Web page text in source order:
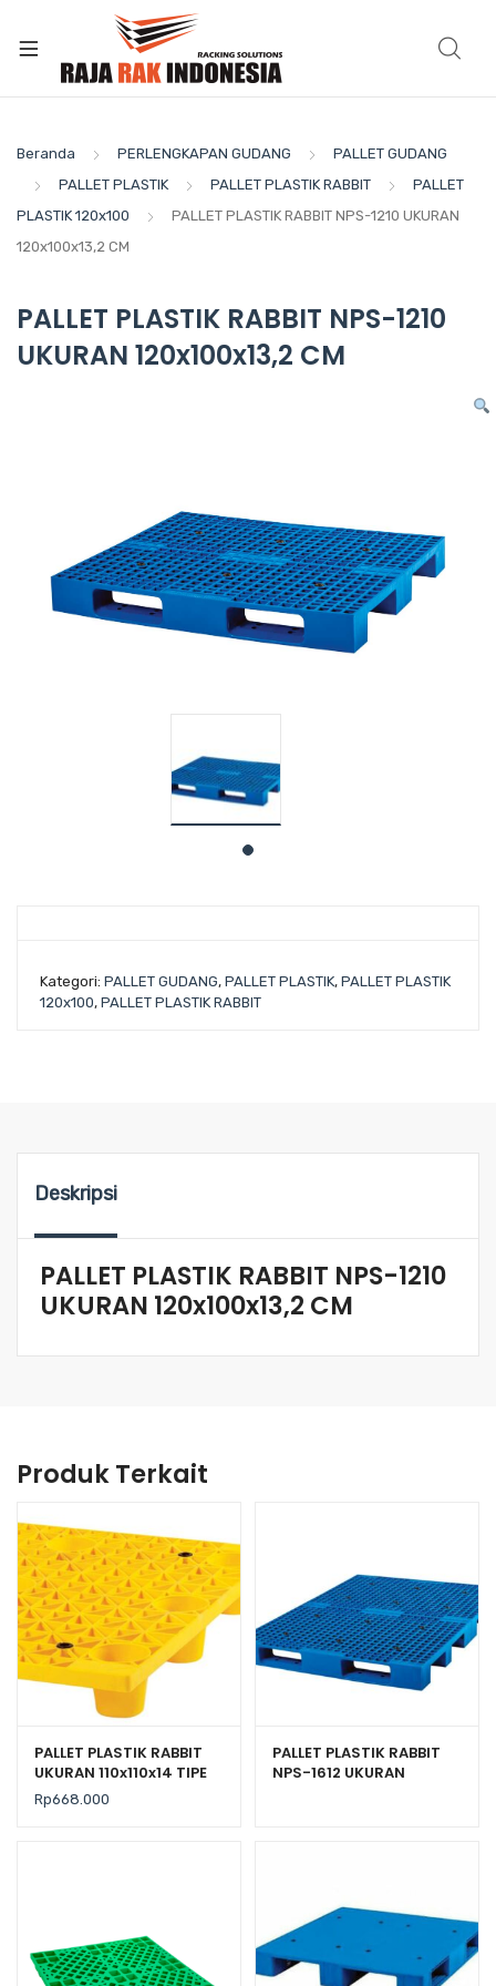
Beranda PERLENGKAPAN GUDANG
PALLET GUDANG
PALLET PLASTIK
PALLET PLASTIK RABBIT
PALLET
PLASTIK 120x100
PALLET PLASTIK RABBIT NPS-1210 UKURAN
120x100x13,2 CM
PALLET PLASTIK RABBIT NPS-1210
UKURAN 120x100x13,2 CM
Kategori: PALLET GUDANG, PALLET PLASTIK, PALLET PLASTIK
120x100, PALLET PLASTIK RABBIT
Deskripsi
PALLET PLASTIK RABBIT NPS-1210
UKURAN 120x100x13,2 CM
Produk Terkait
PALLET PLASTIK RABBIT
UKURAN 110x110x14 TIPE
NPF-1111
Rp668.000
PALLET PLASTIK RABBIT
NPS-1612 UKURAN